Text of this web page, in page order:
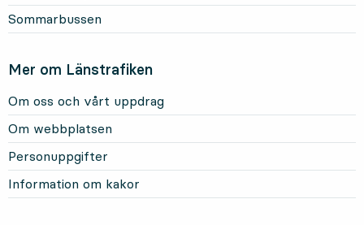
Sommarbussen
Mer om Länstrafiken
Om oss och vårt uppdrag
Om webbplatsen
Personuppgifter
Information om kakor